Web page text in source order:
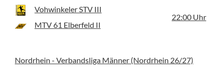
Vohwinkeler STV III
MTV 61 Elberfeld II
22:00 Uhr
Nordrhein - Verbandsliga Männer (Nordrhein 26/27)